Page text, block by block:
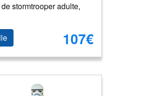
stormtrooper adulte,
107€